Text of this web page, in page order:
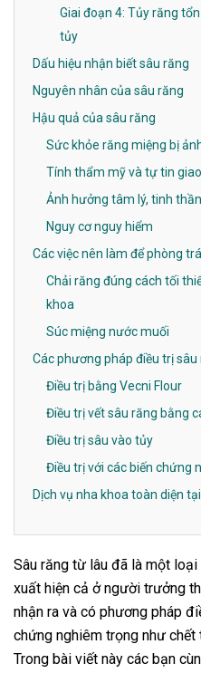
Giai đoạn 4: Tủy răng
tủy
Dấu hiệu nhận biết sâu răng
Nguyên nhân của sâu răng
Hậu quả của sâu răng
Sức khỏe răng miệng bị
Tính thẩm mỹ và tự tin
Ảnh hưởng tâm lý, tinh
Nguy cơ nguy hiểm
Các việc nên làm để phòng
Chải răng đúng cách tối
khoa
Súc miệng nước muối
Các phương pháp điều trị
Điều trị bằng Vecni Flour
Điều trị vết sâu răng bằng
Điều trị sâu vào tủy
Điều trị với các biến chứng
Dịch vụ nha khoa toàn diện
Sâu răng từ lâu đã là một loại
xuất hiện cả ở người trưởng
nhận ra và có phương pháp
chứng nghiêm trọng như
Trong bài viết này các bạn